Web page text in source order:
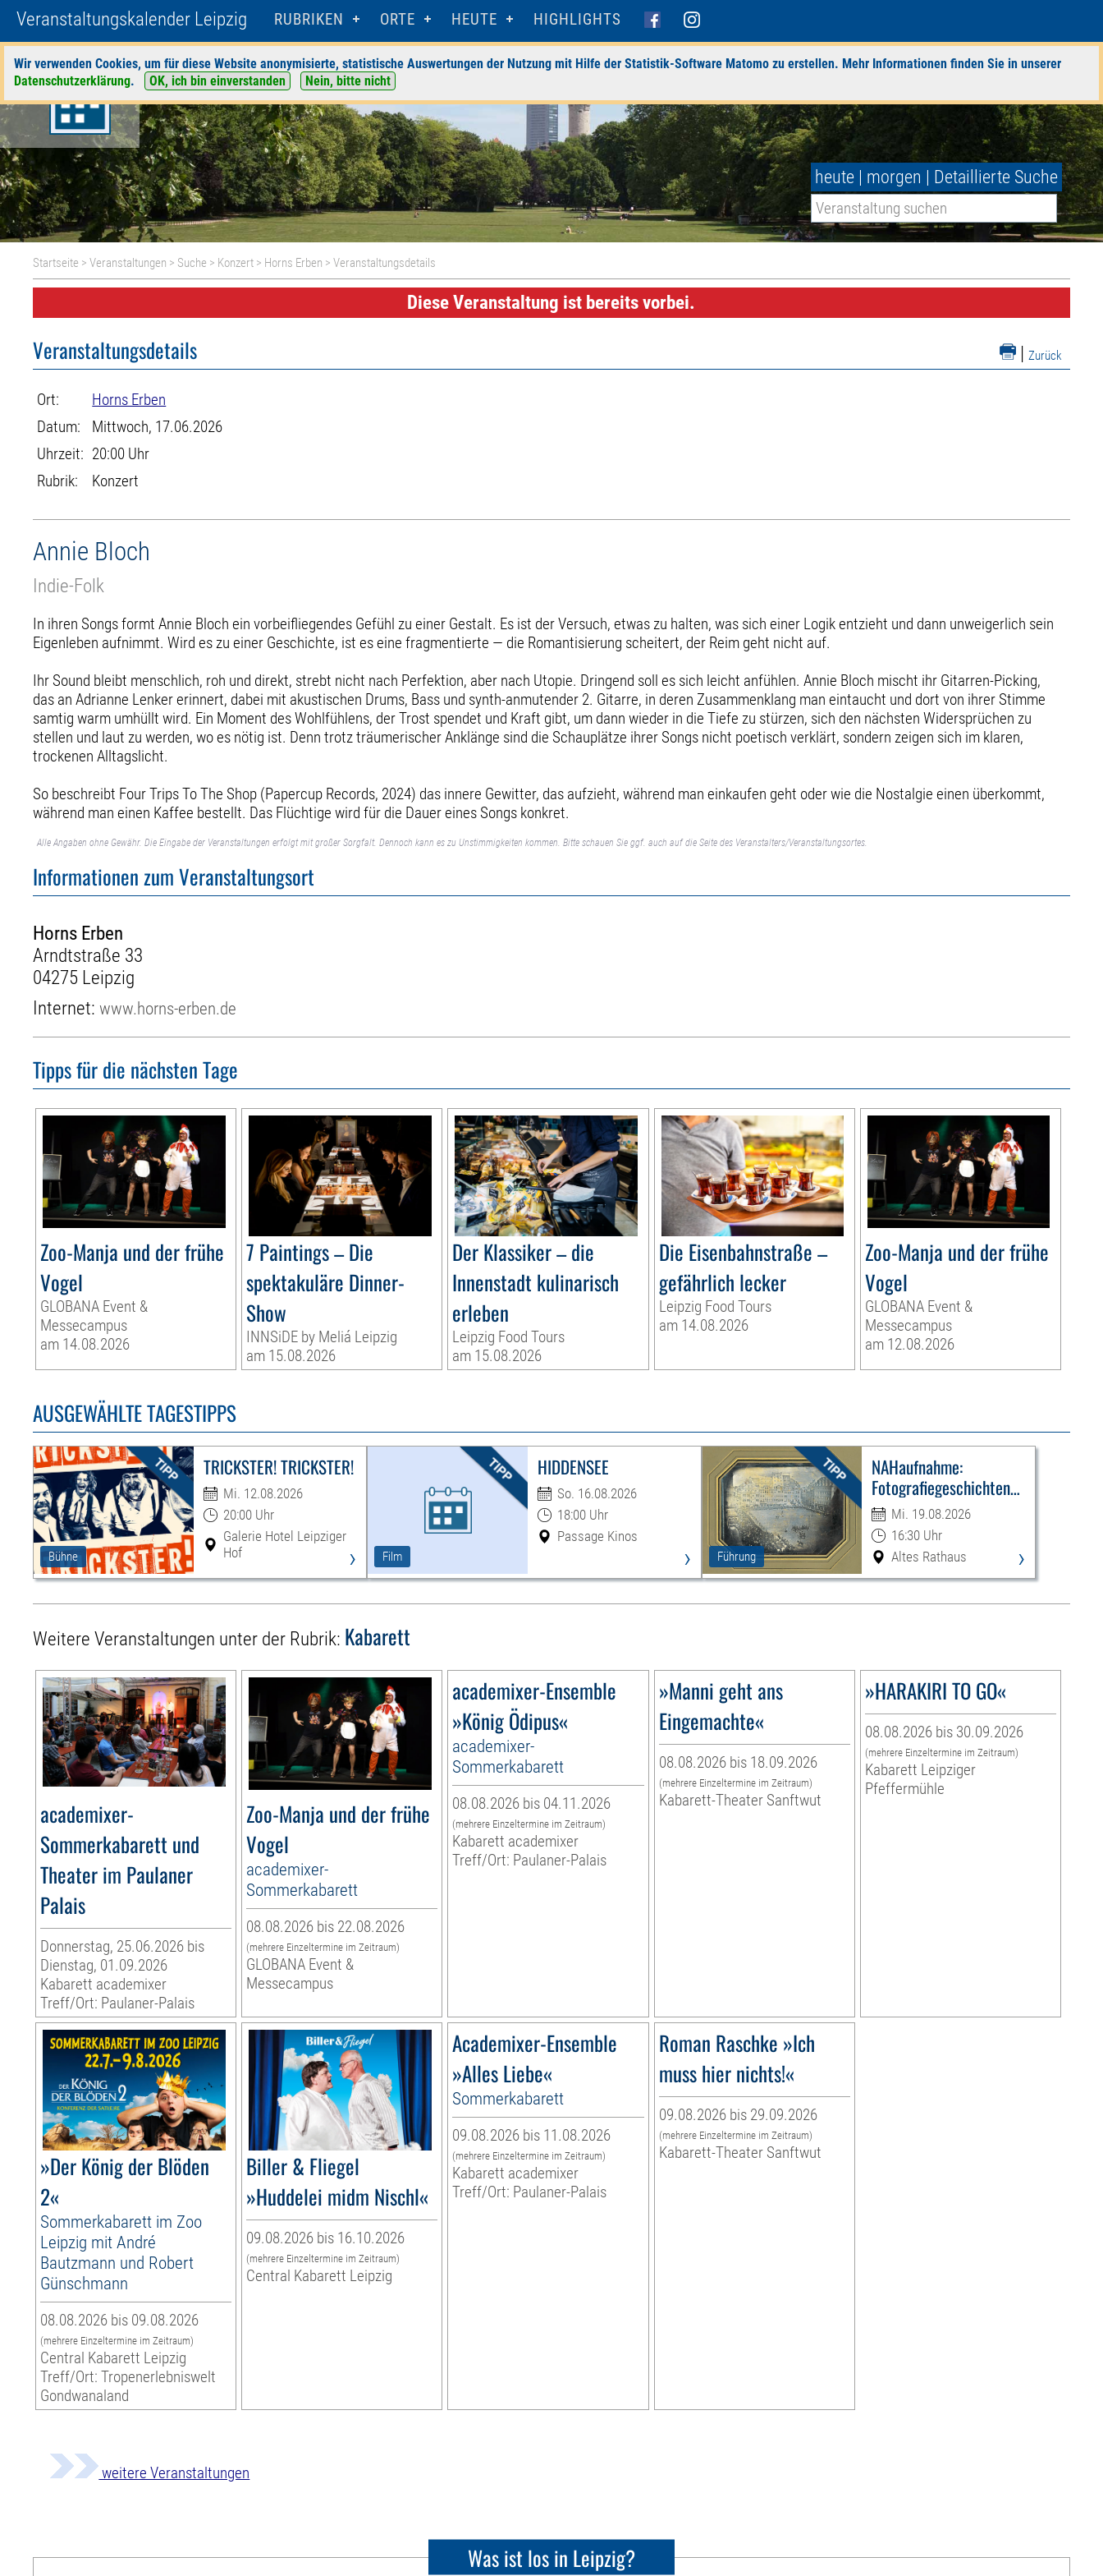
Veranstaltungskalender Leipzig RUBRIKEN ORTE HEUTE HIGHLIGHTS
Wir verwenden Cookies, um für diese Website anonymisierte, statistische Auswertungen der Nutzung mit Hilfe der Statistik-Software Matomo zu erstellen. Mehr Informationen finden Sie in unserer
Datenschutzerklärung. OK, ich bin einverstanden Nein, bitte nicht
heute | morgen | Detaillierte Suche
Startseite >Veranstaltungen > Suche > Konzert > Horns Erben > Veranstaltungsdetails
Diese Veranstaltung ist bereits vorbei.
| Zurück
Veranstaltungsdetails
Ort:
Horns Erben
Datum:
Mittwoch, 17.06.2026
Uhrzeit: 20:00 Uhr
Rubrik:
Konzert
Annie Bloch
Indie-Folk
In ihren Songs formt Annie Bloch ein vorbeifliegendes Gefühl zu einer Gestalt. Es ist der Versuch, etwas zu halten, was sich einer Logik entzieht und dann unweigerlich sein
Eigenleben aufnimmt. Wird es zu einer Geschichte, ist es eine fragmentierte — die Romantisierung scheitert, der Reim geht nicht auf.
Ihr Sound bleibt menschlich, roh und direkt, strebt nicht nach Perfektion, aber nach Utopie. Dringend soll es sich leicht anfühlen. Annie Bloch mischt ihr Gitarren-Picking,
das an Adrianne Lenker erinnert, dabei mit akustischen Drums, Bass und synth-anmutender 2. Gitarre, in deren Zusammenklang man eintaucht und dort von ihrer Stimme
samtig warm umhüllt wird. Ein Moment des Wohlfühlens, der Trost spendet und Kraft gibt, um dann wieder in die Tiefe zu stürzen, sich den nächsten Widersprüchen zu
stellen und laut zu werden, wo es nötig ist. Denn trotz träumerischer Anklänge sind die Schauplätze ihrer Songs nicht poetisch verklärt, sondern zeigen sich im klaren,
trockenen Alltagslicht.
So beschreibt Four Trips To The Shop (Papercup Records, 2024) das innere Gewitter, das aufzieht, während man einkaufen geht oder wie die Nostalgie einen überkommt,
während man einen Kaffee bestellt. Das Flüchtige wird für die Dauer eines Songs konkret.
Alle Angaben ohne Gewähr. Die Eingabe der Veranstaltungen erfolgt mit großer Sorgfalt. Dennoch kann es zu Unstimmigkeiten kommen. Bitte schauen Sie ggf. auch auf die Seite des Veranstalters/Veranstaltungsortes.
Informationen zum Veranstaltungsort
Horns Erben
Arndtstraße 33
04275 Leipzig
Internet:www.horns-erben.de
Tipps für die nächsten Tage
Zoo-Manja und der frühe
Vogel
GLOBANA Event &
Messecampus
am 14.08.2026
7 Paintings – Die
spektakuläre Dinner-
Show
INNSiDE by Meliá Leipzig
am 15.08.2026
Der Klassiker – die
Innenstadt kulinarisch
erleben
Leipzig Food Tours
am 15.08.2026
Die Eisenbahnstraße –
gefährlich lecker
Leipzig Food Tours
am 14.08.2026
Zoo-Manja und der frühe
Vogel
GLOBANA Event &
Messecampus
am 12.08.2026
AUSGEWÄHLTE TAGESTIPPS
Bühne
TRICKSTER! TRICKSTER!
Mi. 12.08.2026
20:00 Uhr
Galerie Hotel Leipziger
Hof
› Film
HIDDENSEE
So. 16.08.2026
18:00 Uhr
Passage Kinos
› Führung
NAHaufnahme:
Fotografiegeschichten
Leipzigs
Mi. 19.08.2026
16:30 Uhr
Altes Rathaus
›
Weitere Veranstaltungen unter der Rubrik: Kabarett
academixer-
Sommerkabarett und
Theater im Paulaner
Palais
Donnerstag, 25.06.2026 bis
Dienstag, 01.09.2026
Kabarett academixer
Treff/Ort: Paulaner-Palais
Zoo-Manja und der frühe
Vogel
academixer-
Sommerkabarett
08.08.2026 bis 22.08.2026
(mehrere Einzeltermine im Zeitraum)
GLOBANA Event &
Messecampus
academixer-Ensemble
»König Ödipus«
academixer-
Sommerkabarett
08.08.2026 bis 04.11.2026
(mehrere Einzeltermine im Zeitraum)
Kabarett academixer
Treff/Ort: Paulaner-Palais
»Manni geht ans
Eingemachte«
08.08.2026 bis 18.09.2026
(mehrere Einzeltermine im Zeitraum)
Kabarett-Theater Sanftwut
»HARAKIRI TO GO«
08.08.2026 bis 30.09.2026
(mehrere Einzeltermine im Zeitraum)
Kabarett Leipziger
Pfeffermühle
»Der König der Blöden
2«
Sommerkabarett im Zoo
Leipzig mit André
Bautzmann und Robert
Günschmann
08.08.2026 bis 09.08.2026
(mehrere Einzeltermine im Zeitraum)
Central Kabarett Leipzig
Treff/Ort: Tropenerlebniswelt
Gondwanaland
Biller & Fliegel
»Huddelei midm Nischl«
09.08.2026 bis 16.10.2026
(mehrere Einzeltermine im Zeitraum)
Central Kabarett Leipzig
Academixer-Ensemble
»Alles Liebe«
Sommerkabarett
09.08.2026 bis 11.08.2026
(mehrere Einzeltermine im Zeitraum)
Kabarett academixer
Treff/Ort: Paulaner-Palais
Roman Raschke »Ich
muss hier nichts!«
09.08.2026 bis 29.09.2026
(mehrere Einzeltermine im Zeitraum)
Kabarett-Theater Sanftwut
weitere Veranstaltungen
Was ist los in Leipzig?